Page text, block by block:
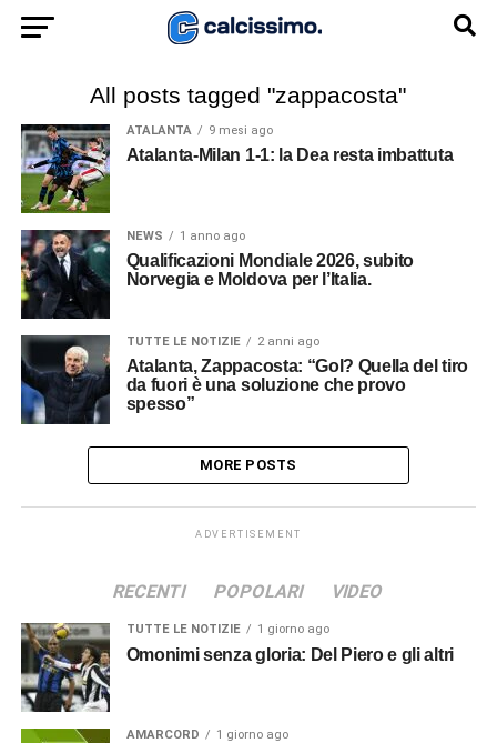
All posts tagged "zappacosta"
ATALANTA 9 mesi ago
Atalanta-Milan 1-1: la Dea resta imbattuta
NEWS 1 anno ago
Qualificazioni Mondiale 2026, subito
Norvegia e Moldova per l’Italia.
TUTTE LE NOTIZIE 2 anni ago
Atalanta, Zappacosta: “Gol? Quella del tiro
da fuori è una soluzione che provo
spesso”
MORE POSTS
ADVERTISEMENT
RECENTI POPOLARI VIDEO
TUTTE LE NOTIZIE 1 giorno ago
Omonimi senza gloria: Del Piero e gli altri
AMARCORD 1 giorno ago